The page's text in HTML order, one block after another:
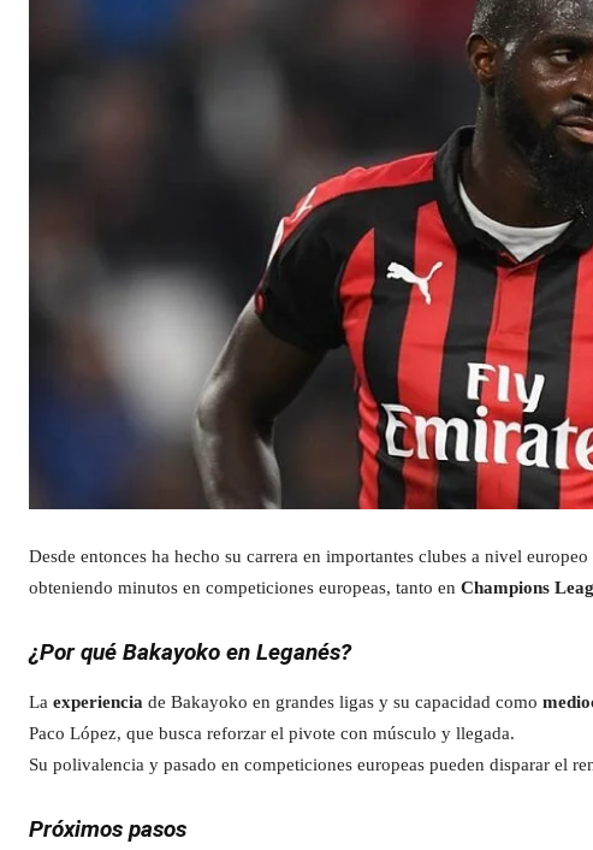
Desde entonces ha hecho su carrera en importantes clubes a nivel
obteniendo minutos en competiciones europeas, tanto en Champions
¿Por qué Bakayoko en Leganés?
La experiencia de Bakayoko en grandes ligas y su capacidad como
Paco López, que busca reforzar el pivote con músculo y llegada.
Su polivalencia y pasado en competiciones europeas pueden disparar el
Próximos pasos